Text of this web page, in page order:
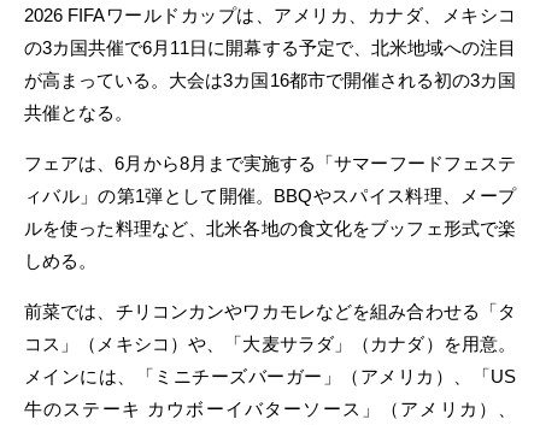
2026 FIFAワールドカップは、アメリカ、カナダ、メキシコ
の3カ国共催で6月11日に開幕する予定で、北米地域への注目
が高まっている。大会は3カ国16都市で開催される初の3カ国
共催となる。
フェアは、6月から8月まで実施する「サマーフードフェステ
ィバル」の第1弾として開催。BBQやスパイス料理、メープ
ルを使った料理など、北米各地の食文化をブッフェ形式で楽
しめる。
前菜では、チリコンカンやワカモレなどを組み合わせる「タ
コス」（メキシコ）や、「大麦サラダ」（カナダ）を用意。
メインには、「ミニチーズバーガー」（アメリカ）、「US
牛のステーキ カウボーイバターソース」（アメリカ）、